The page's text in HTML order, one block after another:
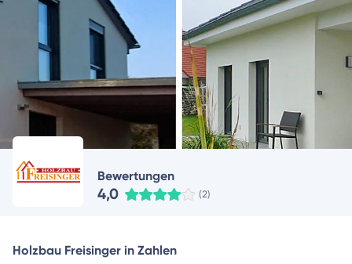
Bewertungen
4,0 (2)
Holzbau Freisinger in Zahlen